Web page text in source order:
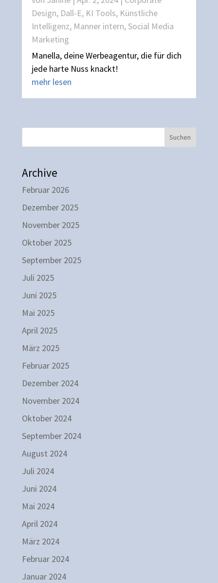
Design, Dall-E, KI Tools, Künstliche
Intelligenz, Manner intern,Social Media
Marketing
Manella, deine Werbeagentur, die für dich
jede harte Nuss knackt!
mehr lesen
Suchen
Archive
Februar 2026
Dezember 2025
November 2025
Oktober 2025
September 2025
Juli 2025
Juni 2025
Mai 2025
April 2025
März 2025
Februar 2025
Dezember 2024
November 2024
Oktober 2024
September 2024
August 2024
Juli 2024
Juni 2024
Mai 2024
April 2024
März 2024
Februar 2024
Januar 2024